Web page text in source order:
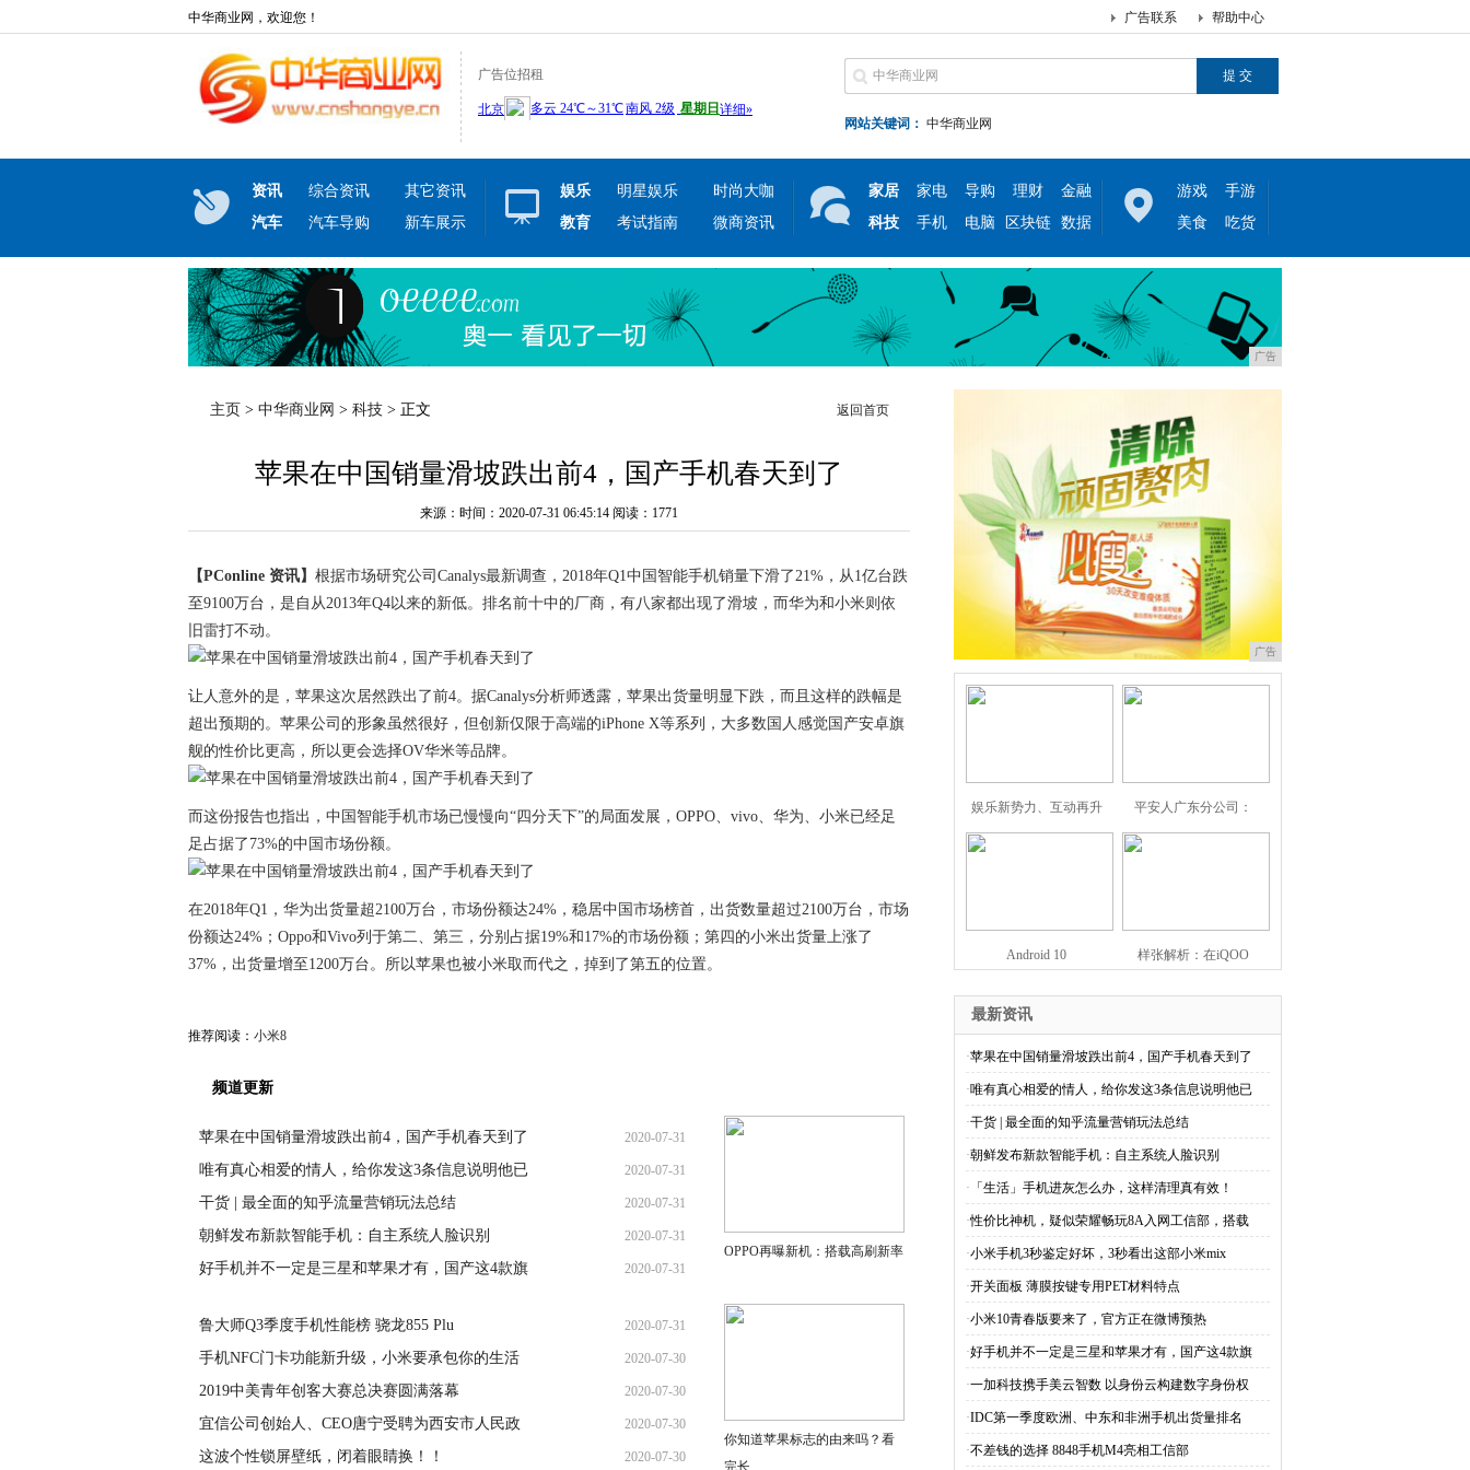
中华商业网，欢迎您！ 帮助中心
广告联系
广告位招租
网站关键词： 中华商业网
资讯 综合资讯
其它资讯
汽车
汽车导购 新车展示
娱乐 明星娱乐
时尚大咖
教育
考试指南 微商资讯
家居 家电 导购 理财
金融
科技
手机 电脑 区块链 数据
游戏
手游
美食
吃货
广告
主页 > 中华商业网 > 科技 > 正文 返回首页
苹果在中国销量滑坡跌出前4，国产手机春天到了
来源：时间：2020-07-31 06:45:14 阅读：1771
【PConline 资讯】 根据市场研究公司Canalys最新调查，2018年Q1中国智能手机销量下滑了21%，从1亿台跌
至9100万台，是自从2013年Q4以来的新低。排名前十中的厂商，有八家都出现了滑坡，而华为和小米则依
旧雷打不动。
让人意外的是，苹果这次居然跌出了前4。据Canalys分析师透露，苹果出货量明显下跌，而且这样的跌幅是
超出预期的。苹果公司的形象虽然很好，但创新仅限于高端的iPhone X等系列，大多数国人感觉国产安卓旗
舰的性价比更高，所以更会选择OV华米等品牌。
而这份报告也指出，中国智能手机市场已慢慢向“四分天下”的局面发展，OPPO、vivo、华为、小米已经足
足占据了73%的中国市场份额。
在2018年Q1，华为出货量超2100万台，市场份额达24%，稳居中国市场榜首，出货数量超过2100万台，市场
份额达24%；Oppo和Vivo列于第二、第三，分别占据19%和17%的市场份额；第四的小米出货量上涨了
37%，出货量增至1200万台。所以苹果也被小米取而代之，掉到了第五的位置。
推荐阅读： 小米8
频道更新
苹果在中国销量滑坡跌出前4，国产手机春天到了 2020-07-31
唯有真心相爱的情人，给你发这3条信息说明他已 2020-07-31
干货 | 最全面的知乎流量营销玩法总结 2020-07-31
朝鲜发布新款智能手机：自主系统人脸识别 2020-07-31
好手机并不一定是三星和苹果才有，国产这4款旗 2020-07-31
鲁大师Q3季度手机性能榜 骁龙855 Plu 2020-07-31
手机NFC门卡功能新升级，小米要承包你的生活 2020-07-30
2019中美青年创客大赛总决赛圆满落幕 2020-07-30
宜信公司创始人、CEO唐宁受聘为西安市人民政 2020-07-30
这波个性锁屏壁纸，闭着眼睛换！！ 2020-07-30
OPPO再曝新机：搭载高刷新率
你知道苹果标志的由来吗？看
完长
广告
娱乐新势力、互动再升 平安人广东分公司：
Android 10 样张解析：在iQOO
最新资讯
·苹果在中国销量滑坡跌出前4，国产手机春天到了
·唯有真心相爱的情人，给你发这3条信息说明他已
·干货 | 最全面的知乎流量营销玩法总结
·朝鲜发布新款智能手机：自主系统人脸识别
· 「生活」手机进灰怎么办，这样清理真有效！
·性价比神机，疑似荣耀畅玩8A入网工信部，搭载
·小米手机3秒鉴定好坏，3秒看出这部小米mix
·开关面板 薄膜按键专用PET材料特点
·小米10青春版要来了，官方正在微博预热
·好手机并不一定是三星和苹果才有，国产这4款旗
·一加科技携手美云智数 以身份云构建数字身份权
·IDC第一季度欧洲、中东和非洲手机出货量排名
·不差钱的选择 8848手机M4亮相工信部